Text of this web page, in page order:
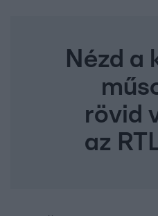
Nézd a
rövid
az